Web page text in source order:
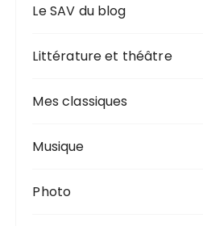
Le SAV du blog
Littérature et théâtre
Mes classiques
Musique
Photo